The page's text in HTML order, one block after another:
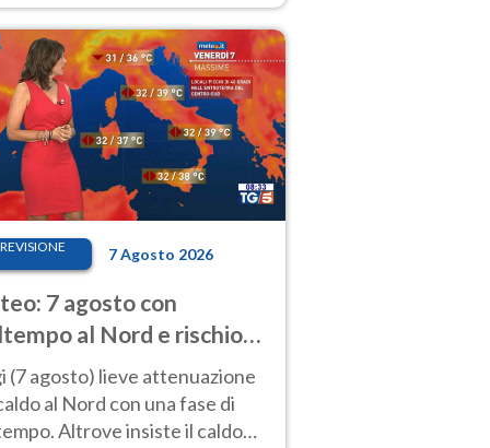
7 Agosto 2026
7 agosto con
al Nord e rischio
Altrove caldo
(7 agosto) lieve attenuazione
al Nord con una fase di
Altrove insiste il caldo